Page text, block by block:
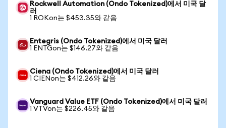
Rockwell Automation (Ondo Tokenized)에서 미국 달
러
1 ROKon는 $453.35와 같음
Entegris (Ondo Tokenized)에서 미국 달러
1 ENTGon는 $146.27와 같음
Ciena (Ondo Tokenized)에서 미국 달러
1 CIENon는 $412.26와 같음
Vanguard Value ETF (Ondo Tokenized)에서 미국 달러
1 VTVon는 $226.45와 같음